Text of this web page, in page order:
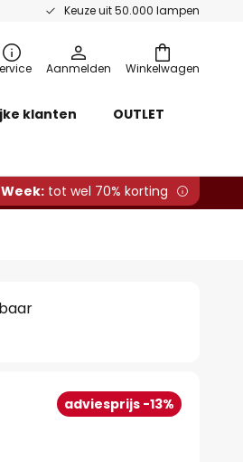
Keuze uit 50.000 lampen
Winkelwagen
Aanmelden
klanten OUTLET
tot wel 70% korting
adviesprijs -13%